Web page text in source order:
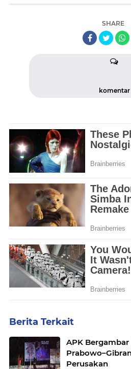
SHARE
komentar
Berita Terkait
APK
Perusakan